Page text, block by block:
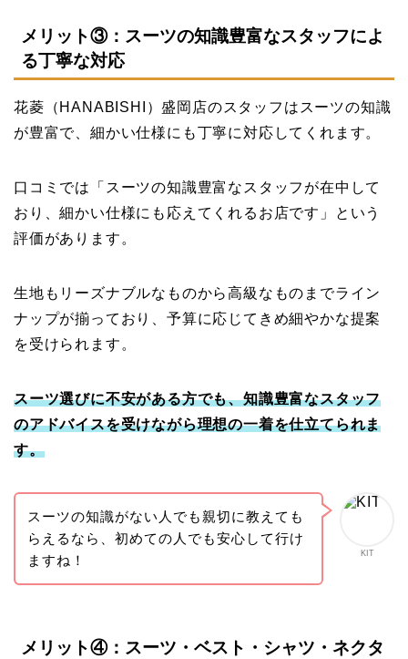
メリット③：スーツの知識豊富なスタッフによ
る丁寧な対応
花菱（HANABISHI）盛岡店のスタッフはスーツの知識
が豊富で、細かい仕様にも丁寧に対応してくれます。
口コミでは「スーツの知識豊富なスタッフが在中して
おり、細かい仕様にも応えてくれるお店です」という
評価があります。
生地もリーズナブルなものから高級なものまでライン
ナップが揃っており、予算に応じてきめ細やかな提案
を受けられます。
スーツ選びに不安がある方でも、知識豊富なスタッフ
のアドバイスを受けながら理想の一着を仕立てられま
す。
KIT
スーツの知識がない人でも親切に教えても
らえるなら、初めての人でも安心して行け
ますね！
メリット④：スーツ・ベスト・シャツ・ネクタ